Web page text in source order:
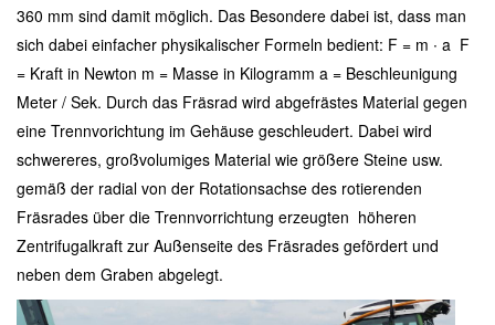
360 mm sind damit möglich. Das Besondere dabei ist, dass man
sich dabei einfacher physikalischer Formeln bedient: F = m ∙ a F
= Kraft in Newton m = Masse in Kilogramm a = Beschleunigung
Meter / Sek. Durch das Fräsrad wird abgefrästes Material gegen
eine Trennvorichtung im Gehäuse geschleudert. Dabei wird
schwereres, großvolumiges Material wie größere Steine usw.
gemäß der radial von der Rotationsachse des rotierenden
Fräsrades über die Trennvorrichtung erzeugten höheren
Zentrifugalkraft zur Außenseite des Fräsrades gefördert und
neben dem Graben abgelegt.